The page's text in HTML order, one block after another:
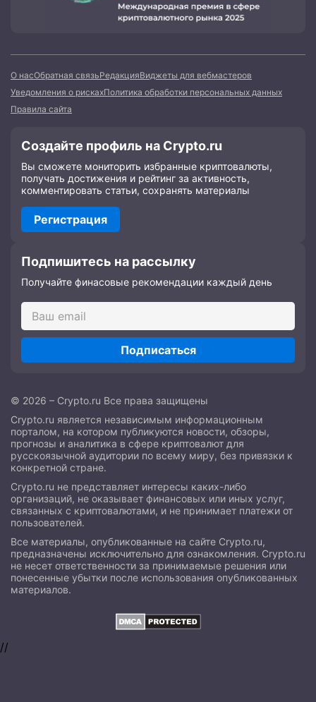
О насОбратная связьРедакцияВиджеты для вебмастеров
Уведомления о рискахПолитика обработки персональных данных
Правила сайта
Создайте профиль на Crypto.ru
Вы сможете мониторить избранные криптовалюты,
получать достижения и рейтинг за активность,
комментировать статьи, сохранять материалы
Регистрация
Подпишитесь на рассылку
Получайте финасовые рекомендации каждый день
Подписаться
© 2026 – Crypto.ru Все права защищены
Crypto.ru является независимым информационным
порталом, на котором публикуются новости, обзоры,
прогнозы и аналитика в сфере криптовалют для
русскоязычной аудитории по всему миру, без привязки к
конкретной стране.
Crypto.ru не представляет интересы каких-либо
организаций, не оказывает финансовых или иных услуг,
связанных с криптовалютами, и не принимает платежи от
пользователей.
Все материалы, опубликованные на сайте Crypto.ru,
предназначены исключительно для ознакомления. Crypto.ru
не несет ответственности за принимаемые решения или
понесенные убытки после использования опубликованных
материалов.
//